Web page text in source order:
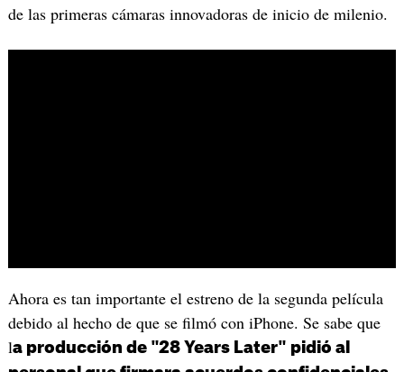
de las primeras cámaras innovadoras de inicio de milenio.
Ahora es tan importante el estreno de la segunda película
debido al hecho de que se filmó con iPhone. Se sabe que
la producción de "28 Years Later" pidió al